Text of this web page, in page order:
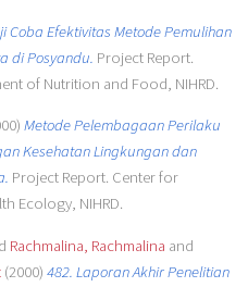
Coba Efektivitas Metode Pemulihan
di Posyandu. Project Report.
of Nutrition and Food, NIHRD.
Metode Pelembagaan Perilaku
Kesehatan Lingkungan dan
Project Report. Center for
Ecology, NIHRD.
Rachmalina, Rachmalina and
(2000) 482. Laporan Akhir Penelitian